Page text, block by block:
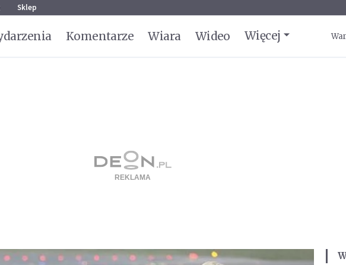
Sklep
Komentarze Wiara Wideo Więcej